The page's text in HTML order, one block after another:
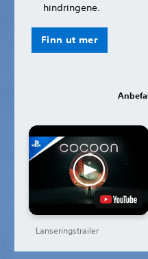
hindringene.
Finn ut mer
Lanseringstrailer